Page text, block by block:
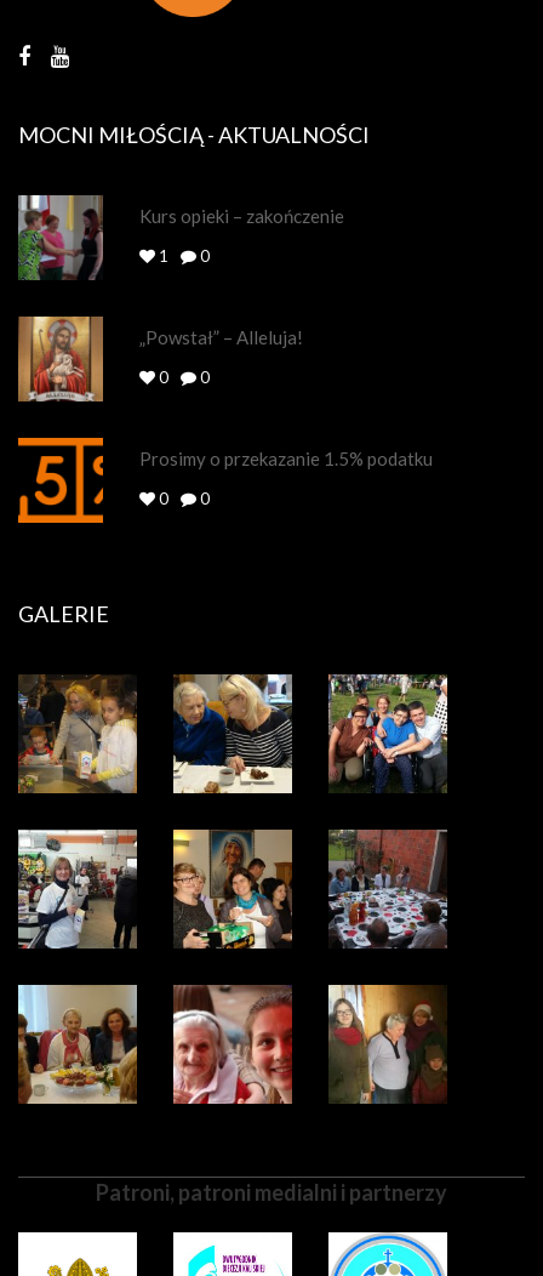
MOCNI MIŁOŚCIĄ - AKTUALNOŚCI
Kurs opieki – zakończenie
1 0
„Powstał” – Alleluja!
0 0
Prosimy o przekazanie 1.5% podatku
0 0
GALERIE
Patroni, patroni medialni i partnerzy